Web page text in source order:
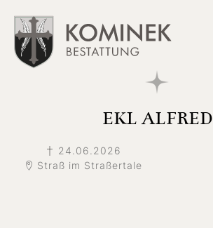
EKL ALFRED
24.06.2026
Straß im Straßertale